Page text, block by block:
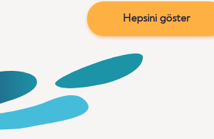
Hepsini göster